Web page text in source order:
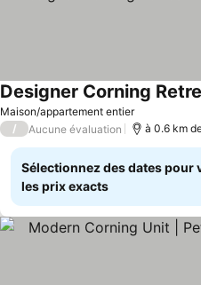
Maison/appartement entier
Consulter les prix
/ Aucune évaluation à 0.6 km
Sélectionnez des dates pour
les prix exacts